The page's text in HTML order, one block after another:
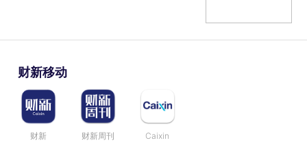
财新移动
财新 财新周刊 Caixin